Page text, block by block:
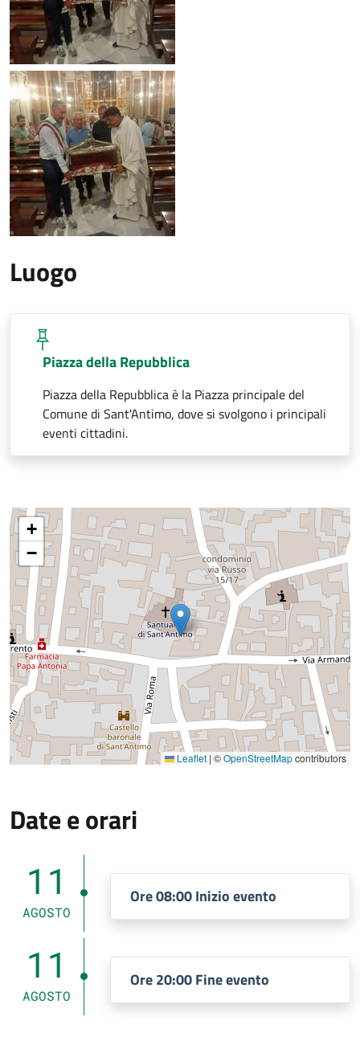
Luogo
Piazza della Repubblica
Piazza della Repubblica è la Piazza principale del
Comune di Sant'Antimo, dove si svolgono i principali
eventi cittadini.
+
−
Leaflet | ©OpenStreetMapcontributors
Date e orari
11
AGOSTO
Ore 08:00 Inizio evento
11
AGOSTO
Ore 20:00 Fine evento